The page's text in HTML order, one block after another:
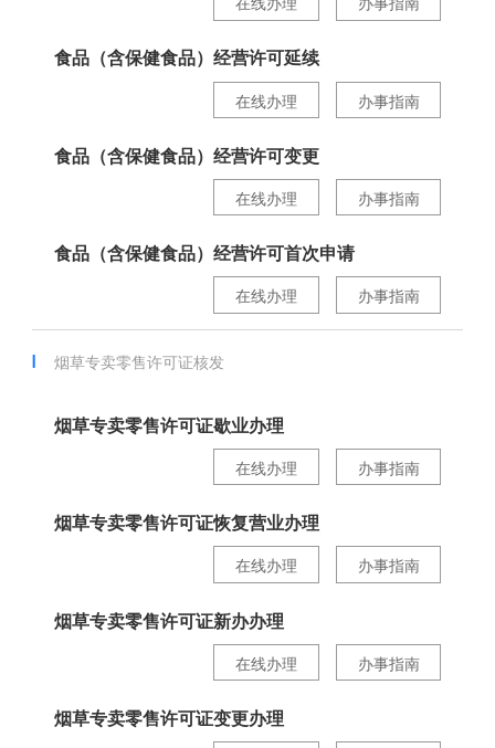
食品（含保健食品）经营许可延续
办事指南
在线办理
食品（含保健食品）经营许可变更
办事指南
在线办理
食品（含保健食品）经营许可首次申请
办事指南
在线办理
烟草专卖零售许可证核发
烟草专卖零售许可证歇业办理
办事指南
在线办理
烟草专卖零售许可证恢复营业办理
办事指南
在线办理
烟草专卖零售许可证新办办理
办事指南
在线办理
烟草专卖零售许可证变更办理